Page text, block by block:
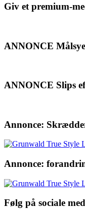
Giv et premium-
ANNONCE
ANNONCE Slips
Annonce:
Annonce:
Følg på sociale